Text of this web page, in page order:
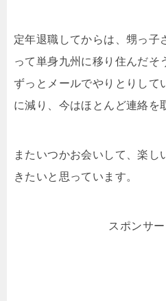
定年退職してからは、甥っ子
って単身九州に移り住んだそ
ずっとメールでやりとりして
に減り、今はほとんど連絡を
またいつかお会いして、楽し
きたいと思っています。
スポンサ